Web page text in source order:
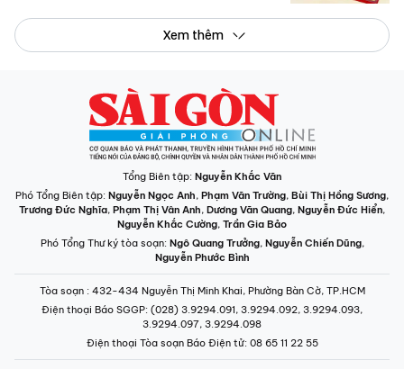
Xem thêm
Tổng Biên tập: Nguyễn Khắc Văn
Phó Tổng Biên tập: Nguyễn Ngọc Anh, Phạm Văn Trường, Bùi Thị Hồng Sương,
Trương Đức Nghĩa, Phạm Thị Vân Anh, Dương Văn Quang, Nguyễn Đức Hiển,
Nguyễn Khắc Cường, Trần Gia Bảo
Phó Tổng Thư ký tòa soạn: Ngô Quang Trưởng, Nguyễn Chiến Dũng,
Nguyễn Phước Bình
Tòa soạn : 432-434 Nguyễn Thị Minh Khai, Phường Bàn Cờ, TP.HCM
Điện thoại Báo SGGP: (028) 3.9294.091, 3.9294.092, 3.9294.093,
3.9294.097, 3.9294.098
Điện thoại Tòa soạn Báo Điện tử: 08 65 11 22 55